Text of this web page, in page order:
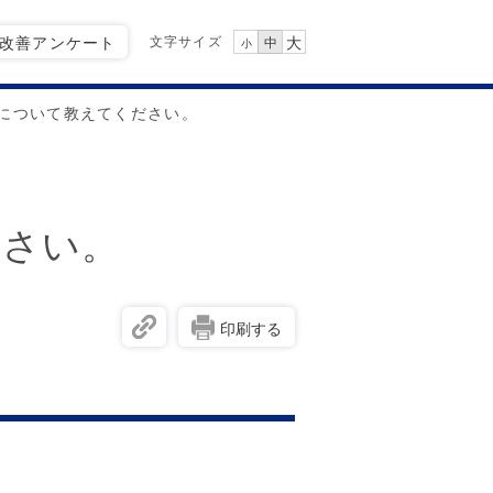
善アンケート 文字サイズ 小 中 大
ついて教えてください。
い。
印刷する